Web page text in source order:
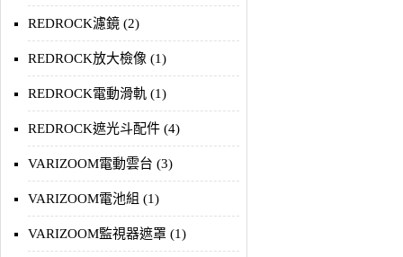
REDROCK濾鏡 (2)
REDROCK放大檢像 (1)
REDROCK電動滑軌 (1)
REDROCK遮光斗配件 (4)
VARIZOOM電動雲台 (3)
VARIZOOM電池組 (1)
VARIZOOM監視器遮罩 (1)